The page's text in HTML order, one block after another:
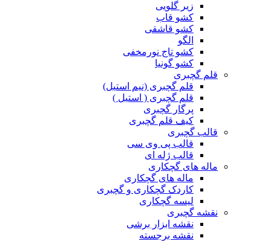
زیر گلویی
کشو قاب
کشو قاشقی
الگو
کشو تاج نورمخفی
کشو گونیا
قلم گچبری
قلم گچبری (نیم استیل)
قلم گچبری ( استیل )
پرگار گچبری
کیف قلم گچبری
قالب گچبری
قالب پی وی سی
قالب ژله ای
ماله های گچکاری
ماله های گچکاری
کاردک گچکاری و گچبری
لیسه گچکاری
نقشه گچبری
نقشه ابزار برشی
نقشه برجسته